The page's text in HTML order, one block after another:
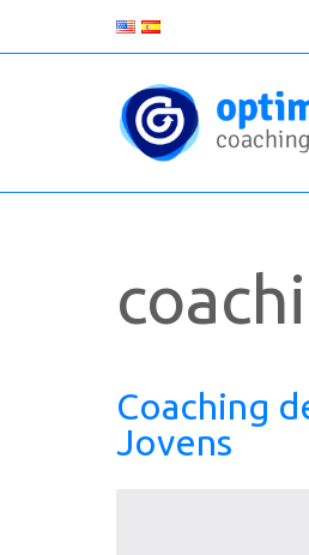
Coaching
Jovens